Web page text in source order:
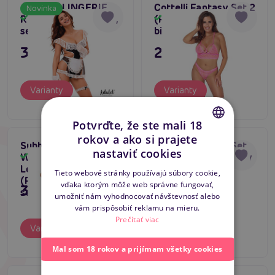
Novinka
ADALET LINGERIE
Rylee Maid Costume,
sexy kostým slúžky
Skladom
35,80 €
Varianty
Cottelli Fantasy Set 2
(Pink), krajková
bielizeň
Skladom
23,80 €
Varianty
Subblime Bra Set
With Necklace And
Leg Details
(Fluorescent Green),
sexi súprava prádla
35,80 €
Varianty
Tip na darček
4.5
Asmona Basque Set
(Black/Red), dámsky
korzet s bondage
Skladom
47,80 €
CZECH
ENGLISH
Potvrďte, že ste mali 18
rokov a ako si prajete
nastaviť cookies
Tieto webové stránky používajú súbory cookie,
vďaka ktorým môže web správne fungovať,
umožniť nám vyhodnocovať návštevnosť alebo
vám prispôsobiť reklamu na mieru.
Prečítať viac
Mal som 18 rokov a prijímam všetky cookies